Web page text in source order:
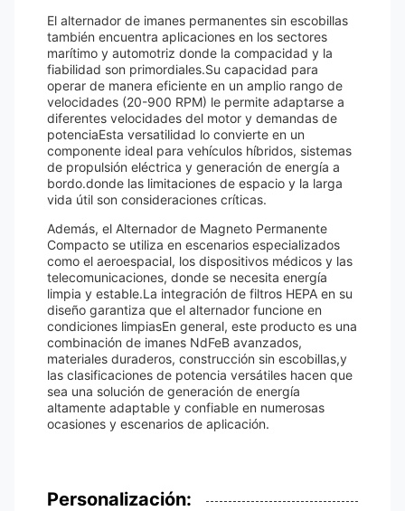
El alternador de imanes permanentes sin escobillas
también encuentra aplicaciones en los sectores
marítimo y automotriz donde la compacidad y la
fiabilidad son primordiales.Su capacidad para
operar de manera eficiente en un amplio rango de
velocidades (20-900 RPM) le permite adaptarse a
diferentes velocidades del motor y demandas de
potenciaEsta versatilidad lo convierte en un
componente ideal para vehículos híbridos, sistemas
de propulsión eléctrica y generación de energía a
bordo.donde las limitaciones de espacio y la larga
vida útil son consideraciones críticas.
Además, el Alternador de Magneto Permanente
Compacto se utiliza en escenarios especializados
como el aeroespacial, los dispositivos médicos y las
telecomunicaciones, donde se necesita energía
limpia y estable.La integración de filtros HEPA en su
diseño garantiza que el alternador funcione en
condiciones limpiasEn general, este producto es una
combinación de imanes NdFeB avanzados,
materiales duraderos, construcción sin escobillas,y
las clasificaciones de potencia versátiles hacen que
sea una solución de generación de energía
altamente adaptable y confiable en numerosas
ocasiones y escenarios de aplicación.
Personalización: